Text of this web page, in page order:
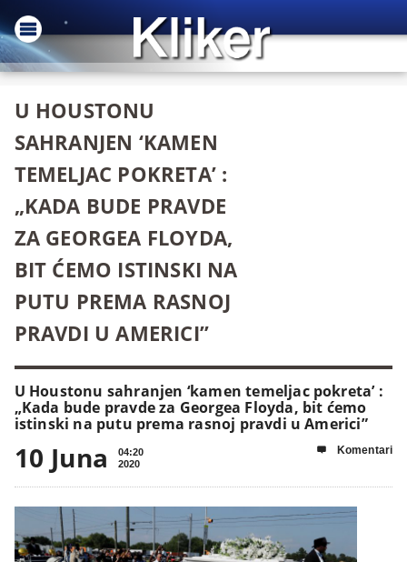
U HOUSTONU
SAHRANJEN ‘KAMEN
TEMELJAC POKRETA’ :
„KADA BUDE PRAVDE
ZA GEORGEA FLOYDA,
BIT ĆEMO ISTINSKI NA
PUTU PREMA RASNOJ
PRAVDI U AMERICI”
U Houstonu sahranjen ‘kamen temeljac pokreta’ :
„Kada bude pravde za Georgea Floyda, bit ćemo
istinski na putu prema rasnoj pravdi u Americi”
10 Juna
04:20
2020
 Komentari